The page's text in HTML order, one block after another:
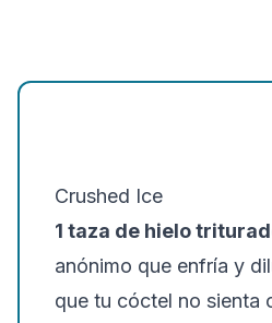
Crushed Ice
1 taza de hielo
anónimo que enfría y
que tu cóctel no sienta